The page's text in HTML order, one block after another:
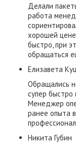
Делали
работа
хорошей
быстро, при
обращаться
Елизавета
Обращались
супер быстро
Менеджер
ранее опыта
​Никита Губин​